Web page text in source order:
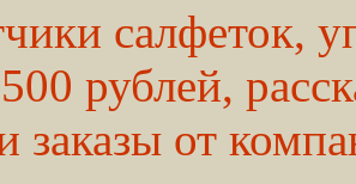
салфеток,
рублей,
заказы от